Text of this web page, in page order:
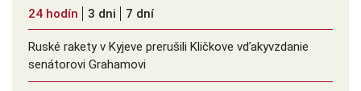
24 hodín 3 dni 7 dní
Ruské rakety v Kyjeve prerušili Kličkove vďakyvzdanie
senátorovi Grahamovi